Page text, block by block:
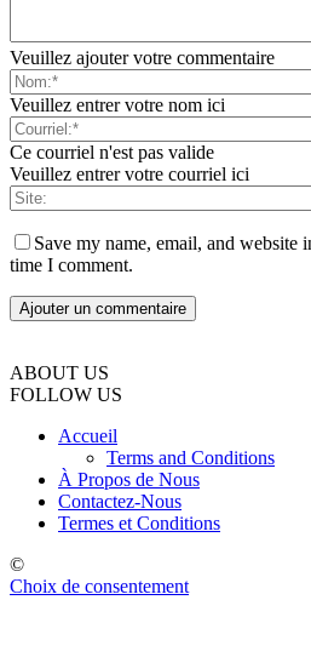
Veuillez ajouter votre commentaire
Veuillez entrer votre nom ici
Ce courriel n'est pas valide
Veuillez entrer votre courriel ici
Save my name, email, and website
time I comment.
ABOUT US
FOLLOW US
Accueil
Terms and Conditions
À Propos de Nous
Contactez-Nous
Termes et Conditions
©
Choix de consentement